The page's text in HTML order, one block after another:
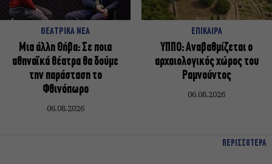
ΘΕΑΤΡΙΚΑ ΝΕΑ
Μια άλλη Θήβα: Σε ποια
αθηναϊκά θέατρα θα δούμε
την παράσταση το
Φθινόπωρο
06.08.2026
ΕΠΙΚΑΙΡΑ
ΥΠΠΟ: Αναβαθμίζεται ο
αρχαιολογικός χώρος του
Ραμνούντος
06.08.2026
ΠΕΡΙΣΣΟΤΕΡΑ